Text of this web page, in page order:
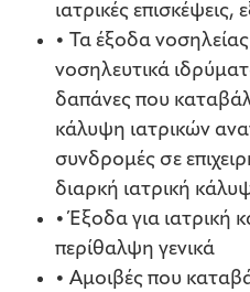
ιατρικές επισκέψεις,
• Τα έξοδα
νοσηλευτικά
δαπάνες που
κάλυψη ιατρικών
συνδρομές σε
διαρκή ιατρική
• Έξοδα για ιατρική
περίθαλψη γενικά
• Αμοιβές που